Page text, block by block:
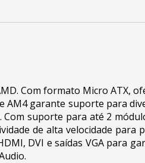
Com formato Micro ATX,
AM4 garante suporte para
Com suporte para até 2
de alta velocidade para
DVI e saídas VGA para